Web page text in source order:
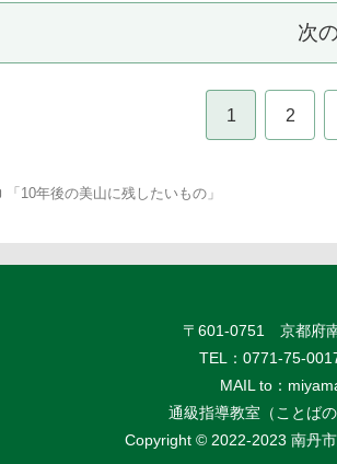
次
1 2
「10年後の美山に残したいもの」
〒601-0751 京都府
TEL：0771-75-
MAIL to：
通級指導教室（ことば
Copyright © 2022-2023 南丹